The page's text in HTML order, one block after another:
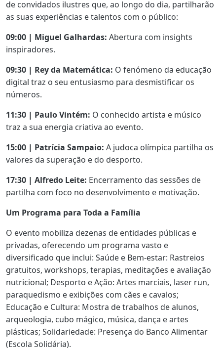
de convidados ilustres que, ao longo do dia, partilharão
as suas experiências e talentos com o público:
09:00 | Miguel Galhardas: Abertura com insights
inspiradores.
09:30 | Rey da Matemática: O fenómeno da educação
digital traz o seu entusiasmo para desmistificar os
números.
11:30 | Paulo Vintém: O conhecido artista e músico
traz a sua energia criativa ao evento.
15:00 | Patrícia Sampaio: A judoca olímpica partilha os
valores da superação e do desporto.
17:30 | Alfredo Leite: Encerramento das sessões de
partilha com foco no desenvolvimento e motivação.
Um Programa para Toda a Família
O evento mobiliza dezenas de entidades públicas e
privadas, oferecendo um programa vasto e
diversificado que inclui: Saúde e Bem-estar: Rastreios
gratuitos, workshops, terapias, meditações e avaliação
nutricional; Desporto e Ação: Artes marciais, laser run,
paraquedismo e exibições com cães e cavalos;
Educação e Cultura: Mostra de trabalhos de alunos,
arqueologia, cubo mágico, música, dança e artes
plásticas; Solidariedade: Presença do Banco Alimentar
(Escola Solidária).